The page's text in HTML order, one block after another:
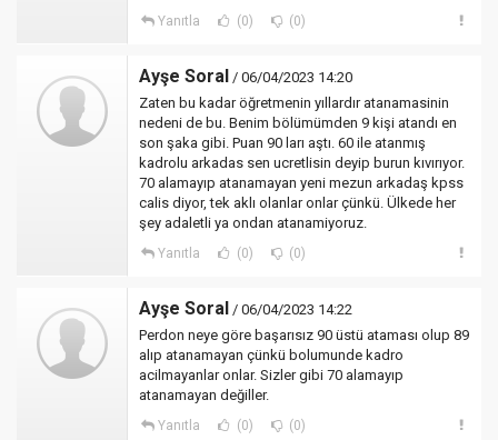
Yanıtla (0) (0)
Ayşe Soral / 06/04/2023 14:20
Zaten bu kadar öğretmenin yıllardır atanamasinin
nedeni de bu. Benim bölümümden 9 kişi atandı en
son şaka gibi. Puan 90 ları aştı. 60 ile atanmış
kadrolu arkadas sen ucretlisin deyip burun kıvırıyor.
70 alamayıp atanamayan yeni mezun arkadaş kpss
calis diyor, tek aklı olanlar onlar çünkü. Ülkede her
şey adaletli ya ondan atanamiyoruz.
Yanıtla (0) (0)
Ayşe Soral / 06/04/2023 14:22
Perdon neye göre başarısız 90 üstü ataması olup 89
alıp atanamayan çünkü bolumunde kadro
acilmayanlar onlar. Sizler gibi 70 alamayıp
atanamayan değiller.
Yanıtla (0) (0)